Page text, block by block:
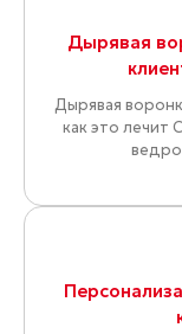
Дырявая
Дырявая
как это лечит